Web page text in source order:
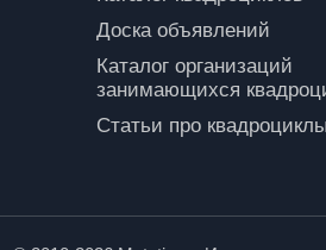
Доска объявлений
Каталог организаций
занимающихся
Статьи про квадроциклы